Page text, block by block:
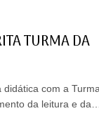
TURMA DA
didática com a
da leitura e